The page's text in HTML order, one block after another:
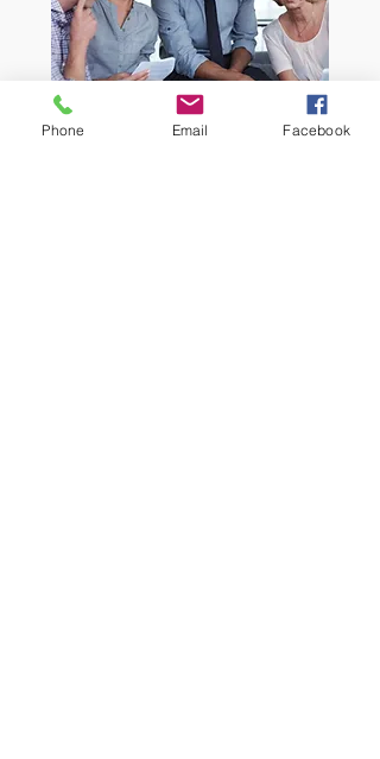
Témoignages clients
Phone Email Facebook